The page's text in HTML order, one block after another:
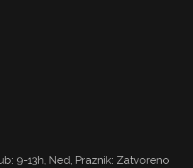
9-13h, Ned, Praznik: Zatvoreno